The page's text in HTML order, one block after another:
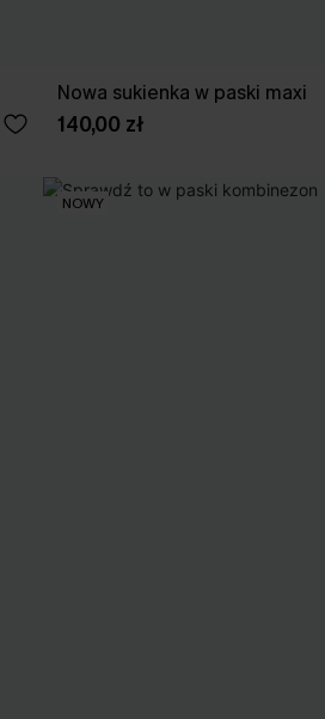
Nowa sukienka w paski maxi
140,00 zł
NOWY